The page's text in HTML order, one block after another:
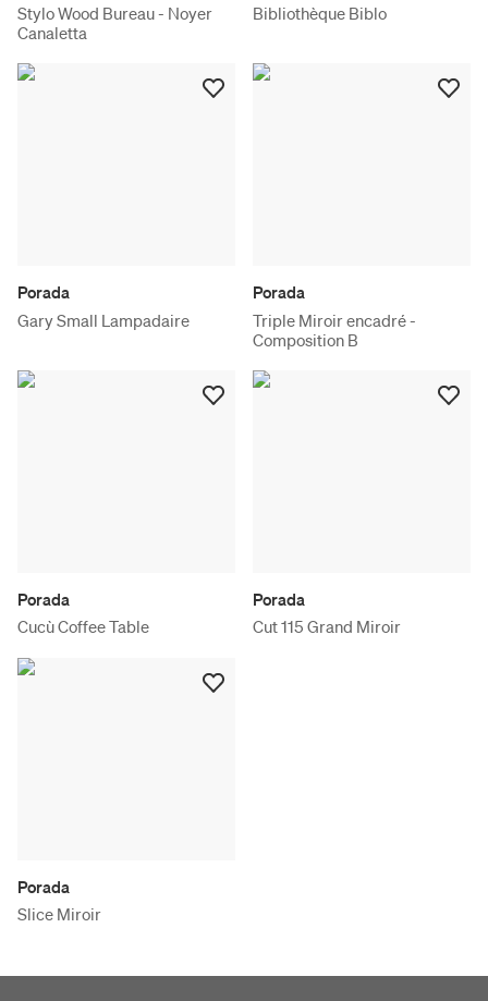
Stylo Wood Bureau - Noyer
Canaletta
Bibliothèque Biblo
Porada
Gary Small Lampadaire
Porada
Triple Miroir encadré -
Composition B
Porada
Cucù Coffee Table
Porada
Cut 115 Grand Miroir
Porada
Slice Miroir